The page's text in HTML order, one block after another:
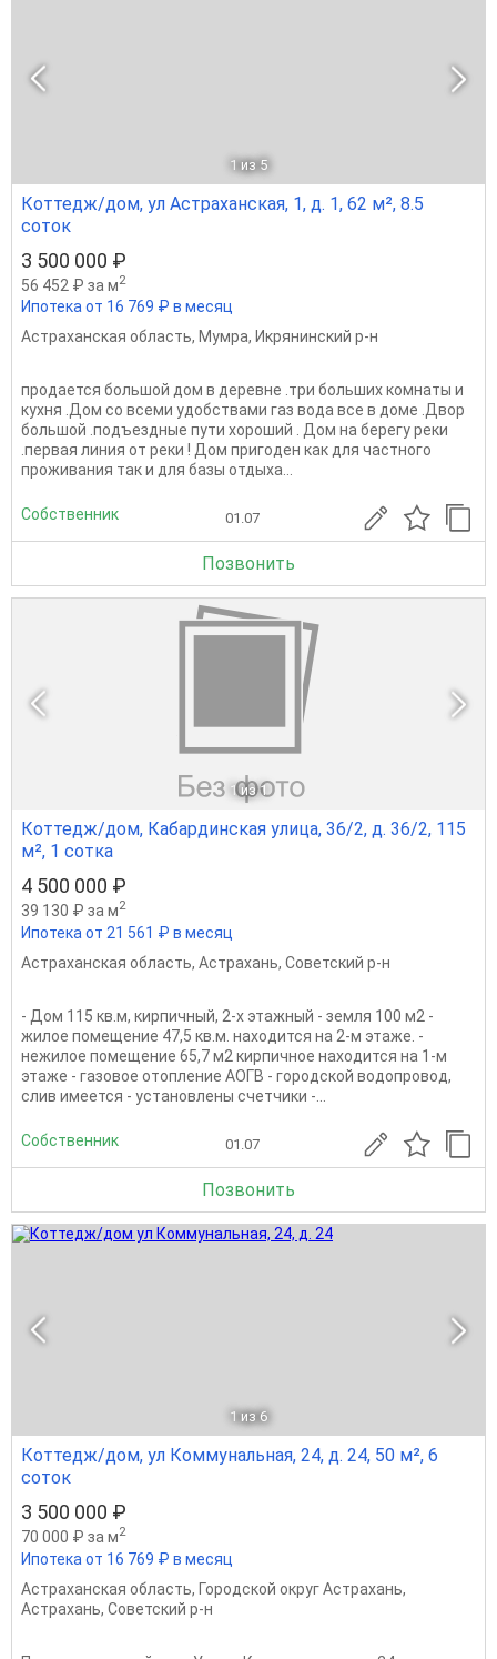
1 из 5
Коттедж/дом, ул Астраханская, 1, д. 1, 62 м², 8.5
соток
3 500 000 ₽
56 452 ₽ за м2
Ипотека от 16 769 ₽ в месяц
Астраханская область, Мумра, Икрянинский р-н
продается большой дом в деревне .три больших комнаты и
кухня .Дом со всеми удобствами газ вода все в доме .Двор
большой .подъездные пути хороший . Дом на берегу реки
.первая линия от реки ! Дом пригоден как для частного
проживания так и для базы отдыха...
Собственник 01.07
Позвонить
1 из 1
Коттедж/дом, Кабардинская улица, 36/2, д. 36/2, 115
м², 1 сотка
4 500 000 ₽
39 130 ₽ за м2
Ипотека от 21 561 ₽ в месяц
Астраханская область, Астрахань, Советский р-н
- Дом 115 кв.м, кирпичный, 2-х этажный - земля 100 м2 -
жилое помещение 47,5 кв.м. находится на 2-м этаже. -
нежилое помещение 65,7 м2 кирпичное находится на 1-м
этаже - газовое отопление АОГВ - городской водопровод,
слив имеется - установлены счетчики -...
Собственник 01.07
Позвонить
1 из 6
Коттедж/дом, ул Коммунальная, 24, д. 24, 50 м², 6
соток
3 500 000 ₽
70 000 ₽ за м2
Ипотека от 16 769 ₽ в месяц
Астраханская область, Городской округ Астрахань,
Астрахань, Советский р-н